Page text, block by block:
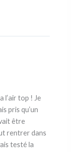
l’air top ! Je
pris qu’un
être
rentrer dans
testé la